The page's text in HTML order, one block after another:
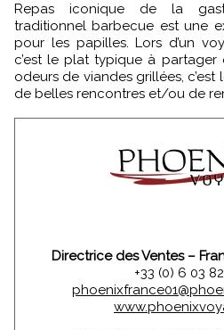
Repas iconique de la
traditionnel barbecue est une
pour les papilles. Lors d’un
c’est le plat typique à partager
odeurs de viandes grillées,
de belles rencontres et/ou de
Directrice des Ventes –
+33 (0) 6 03